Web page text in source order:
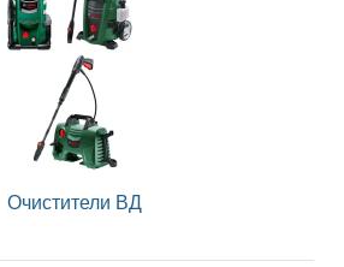
Очистители ВД